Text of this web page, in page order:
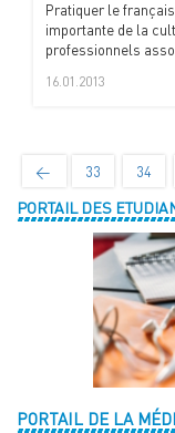
Pratiquer le
importante de la
professionnels
16.01.2013
← 33 34
PORTAIL DES
PORTAIL DE LA